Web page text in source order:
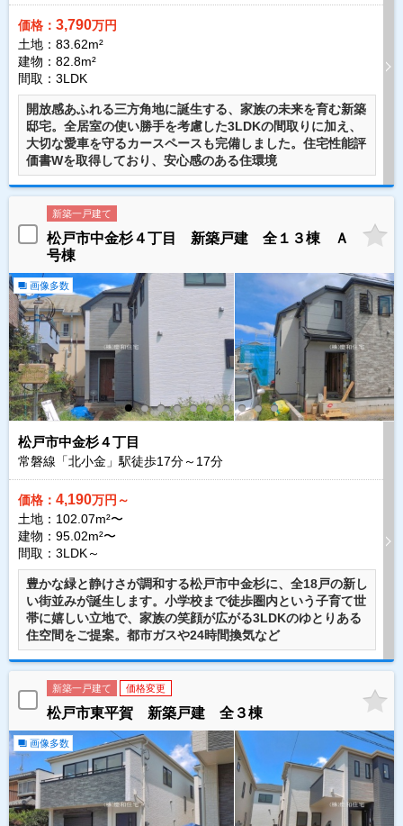
価格： 3,790万円
土地：83.62m²
建物：82.8m²
間取：3LDK
開放感あふれる三方角地に誕生する、家族の未来を育む新築
邸宅。全居室の使い勝手を考慮した3LDKの間取りに加え、
大切な愛車を守るカースペースも完備しました。住宅性能評
価書Wを取得しており、安心感のある住環境
新築一戸建て
松戸市中金杉４丁目 新築戸建 全１３棟 Ａ
号棟
画像多数
松戸市中金杉４丁目
常磐線「北小金」駅徒歩17分～ 17分
価格： 4,190万円～
土地：102.07m²〜
建物：95.02m²〜
間取：3LDK～
豊かな緑と静けさが調和する松戸市中金杉に、全18戸の新し
い街並みが誕生します。小学校まで徒歩圏内という子育て世
帯に嬉しい立地で、家族の笑顔が広がる3LDKのゆとりある
住空間をご提案。都市ガスや24時間換気など
新築一戸建て 価格変更
松戸市東平賀 新築戸建 全３棟
画像多数